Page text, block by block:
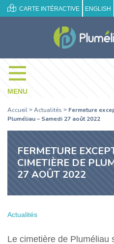
CARTE INTÉRACTIVE ENGLISH
MENU
Accueil > Actualités > Fermeture
Pluméliau – Samedi 27 août 2022
FERMETURE
CIMETIÈRE DE
27 AOÛT 2022
Actualités
Le cimetière de Pluméliau